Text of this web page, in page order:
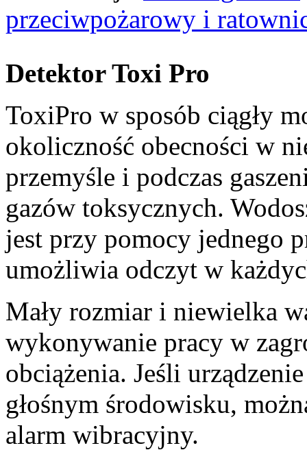
przeciwpożarowy i
Detektor Toxi Pro
ToxiPro w sposób ciągły
okoliczność obecności w
przemyśle i podczas
gazów toksycznych.
jest przy pomocy jednego
umożliwia odczyt w
Mały rozmiar i niewielka
wykonywanie pracy w
obciążenia. Jeśli
głośnym środowisku,
alarm wibracyjny.